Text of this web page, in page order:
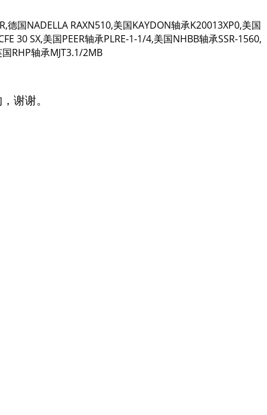
国NADELLA RAXN510,美国KAYDON轴承K20013XP0,美国
30 SX,美国PEER轴承PLRE-1-1/4,美国NHBB轴承SSR-1560,
RHP轴承MJT3.1/2MB
谢谢。